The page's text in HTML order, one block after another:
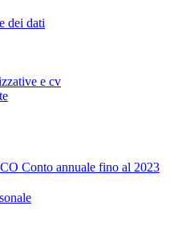
dei dati
e cv
Conto annuale fino al 2023